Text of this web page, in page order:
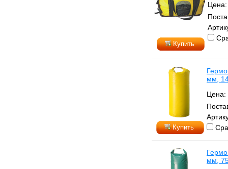
Купить
Купить
мм,
Цена:
мм,